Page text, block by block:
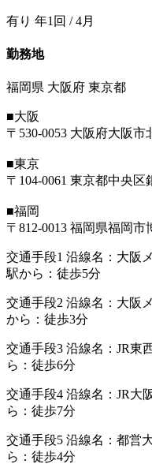
有り 年1回 / 4月
勤務地
福岡県 大阪府 東京都
■大阪
〒530-0053 大阪府大阪市
■東京
〒104-0061 東京都中央区
■福岡
〒812-0013 福岡県福岡
交通手段1 沿線名：大阪
駅から：徒歩5分
交通手段2 沿線名：大阪
から：徒歩3分
交通手段3 沿線名：JR東
ら：徒歩6分
交通手段4 沿線名：JR大
ら：徒歩7分
交通手段5 沿線名：都営
ら：徒歩4分